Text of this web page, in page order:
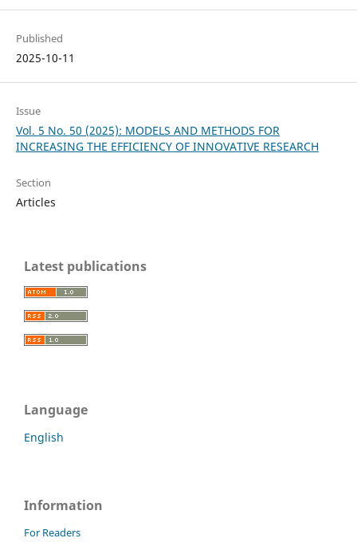
Published
2025-10-11
Issue
Vol. 5 No. 50 (2025): MODELS AND METHODS FOR
INCREASING THE EFFICIENCY OF INNOVATIVE RESEARCH
Section
Articles
Latest publications
Language
English
Information
For Readers